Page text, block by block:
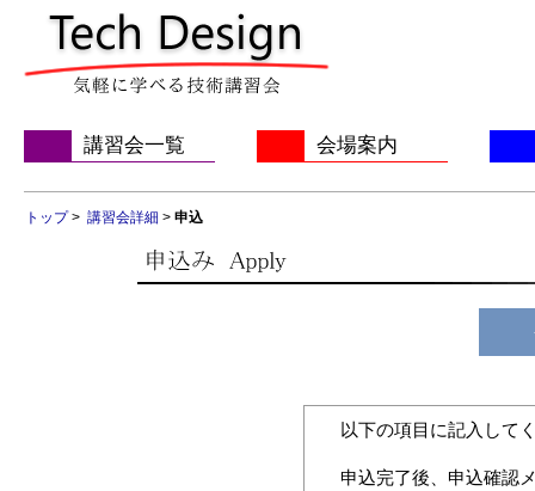
講習会一覧 会場案内
トップ> 講習会詳細 > 申込
以下の項目に記入して
申込完了後、申込確認